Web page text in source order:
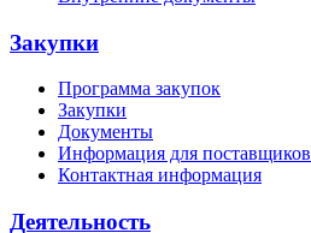
Закупки
Программа закупок
Закупки
Документы
Информация для поставщиков
Контактная информация
Деятельность